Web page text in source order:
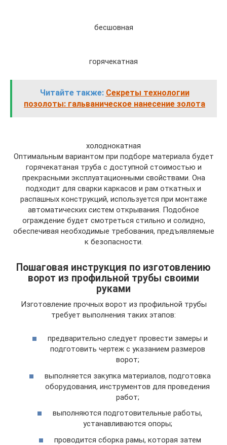
бесшовная
горячекатная
Читайте также: Секреты технологии
позолоты: гальваническое нанесение золота
холоднокатная
Оптимальным вариантом при подборе материала будет
горячекатаная труба с доступной стоимостью и
прекрасными эксплуатационными свойствами. Она
подходит для сварки каркасов и рам откатных и
распашных конструкций, используется при монтаже
автоматических систем открывания. Подобное
ограждение будет смотреться стильно и солидно,
обеспечивая необходимые требования, предъявляемые
к безопасности.
Пошаговая инструкция по изготовлению
ворот из профильной трубы своими
руками
Изготовление прочных ворот из профильной трубы
требует выполнения таких этапов:
предварительно следует провести замеры и
подготовить чертеж с указанием размеров
ворот;
выполняется закупка материалов, подготовка
оборудования, инструментов для проведения
работ;
выполняются подготовительные работы,
устанавливаются опоры;
проводится сборка рамы, которая затем